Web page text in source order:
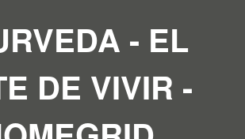
- EL
DE VIVIR -